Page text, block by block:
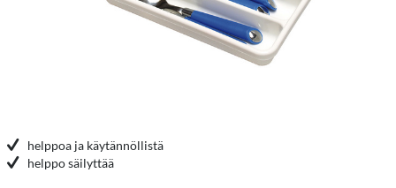
helppoa ja käytännöllistä
helppo säilyttää